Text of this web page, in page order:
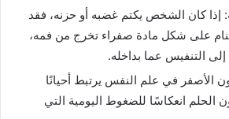
: إذا كان الشخص يكتم غضبه أو حزنه، فقد
على شكل مادة صفراء تخرج من فمه،
التنفيس عما بداخله.
الأصفر في علم النفس يرتبط أحيانًا
الحلم انعكاسًا للضغوط اليومية التي